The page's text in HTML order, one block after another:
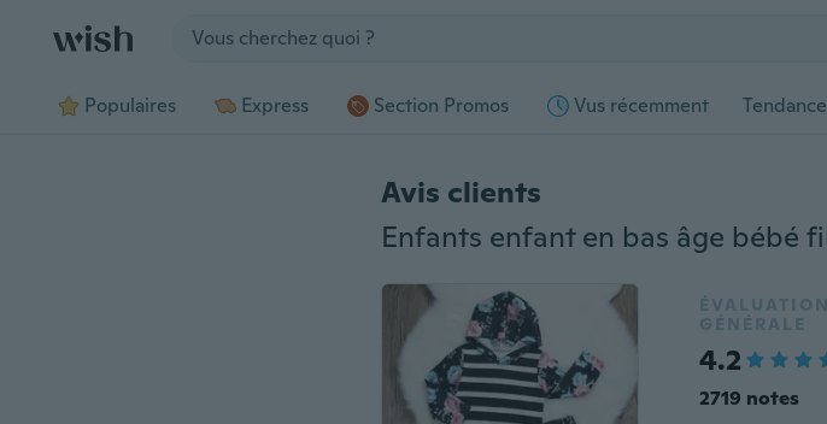
Populaires Express Section Promos Vus récemment Tendance
Avis clients
ÉVALUATION
GÉNÉRALE
4.2
2719 notes